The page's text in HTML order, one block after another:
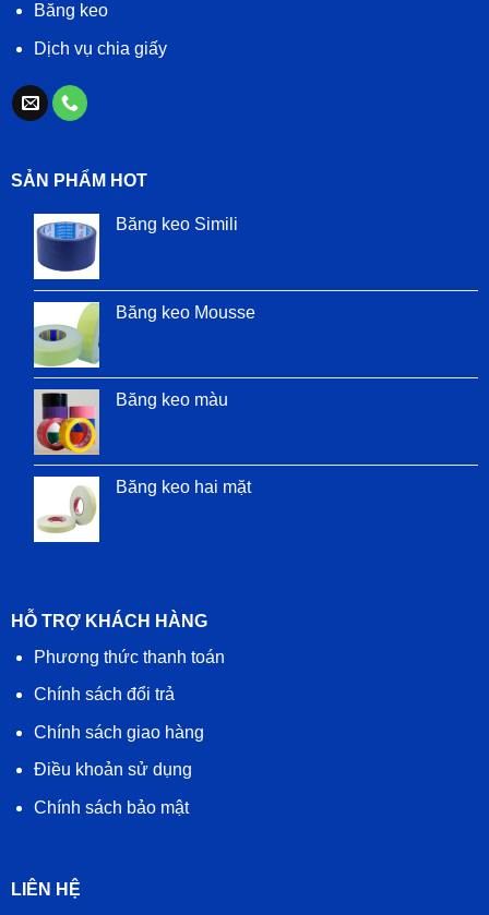
Băng keo
Dịch vụ chia giấy
SẢN PHẨM HOT
Băng keo Simili
Băng keo Mousse
Băng keo màu
Băng keo hai mặt
HỖ TRỢ KHÁCH HÀNG
Phương thức thanh toán
Chính sách đổi trả
Chính sách giao hàng
Điều khoản sử dụng
Chính sách bảo mật
LIÊN HỆ